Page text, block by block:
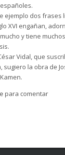
ejemplo dos
XVI engañan,
y tiene
Vidal, que
sugiero la obra de
para comentar